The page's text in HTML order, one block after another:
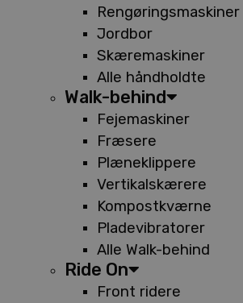
Rengøringsmaskiner
Jordbor
Skæremaskiner
Alle håndholdte
Walk-behind
Fejemaskiner
Fræsere
Plæneklippere
Vertikalskærere
Kompostkværne
Pladevibratorer
Alle Walk-behind
Ride On
Front ridere